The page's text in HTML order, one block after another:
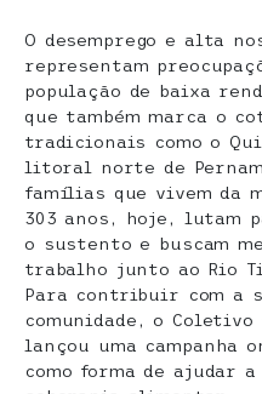
O desemprego e alta
representam
população de baixa
que também marca o
tradicionais como o
litoral norte de
famílias que vivem da
303 anos, hoje, lutam
o sustento e buscam
trabalho junto ao Rio
Para contribuir com a
comunidade, o
lançou uma campanha
como forma de ajudar